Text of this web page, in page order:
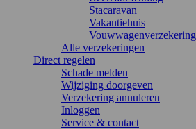
Stacaravan
Vakantiehuis
Vouwwagenverzekering
Alle verzekeringen
Direct regelen
Schade melden
Wijziging doorgeven
Verzekering annuleren
Inloggen
Service & contact